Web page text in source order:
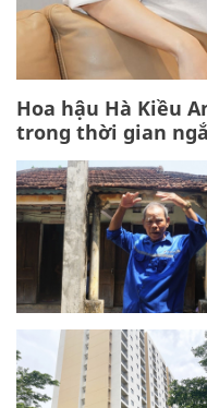
Hoa hậu Hà Kiều
trong thời gian